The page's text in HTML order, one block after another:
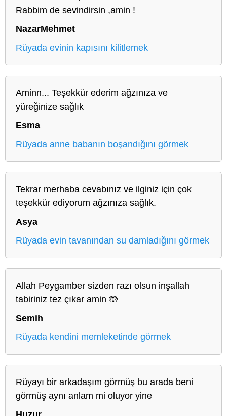
Rabbim de sevindirsin ,amin !
NazarMehmet
Rüyada evinin kapısını kilitlemek
Aminn... Teşekkür ederim ağzınıza ve
yüreğinize sağlık
Esma
Rüyada anne babanın boşandığını görmek
Tekrar merhaba cevabınız ve ilginiz için çok
teşekkür ediyorum ağzınıza sağlık.
Asya
Rüyada evin tavanından su damladığını görmek
Allah Peygamber sizden razı olsun inşallah
tabiriniz tez çıkar amin 🤲
Semih
Rüyada kendini memleketinde görmek
Rüyayı bir arkadaşım görmüş bu arada beni
görmüş aynı anlam mi oluyor yine